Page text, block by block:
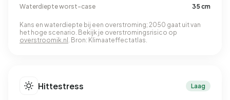
Waterdiepte worst-case
35 cm
Kans en waterdiepte bij een overstroming; 2050 gaat uit van
het hoge scenario. Bekijk je overstromingsrisico op
overstroomik.nl . Bron: Klimaateffectatlas.
Hittestress Laag